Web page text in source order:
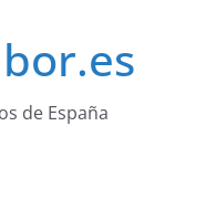
de España